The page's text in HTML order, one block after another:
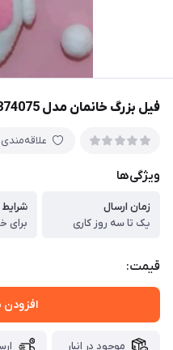
فیل بزرگ خانمان مدل 374075
علاقه‌مندی
ویژگی‌ها
زمان ارسال
یک تا سه روز کاری
شرایط
برای
قیمت:
افزودن
موجود در انبار